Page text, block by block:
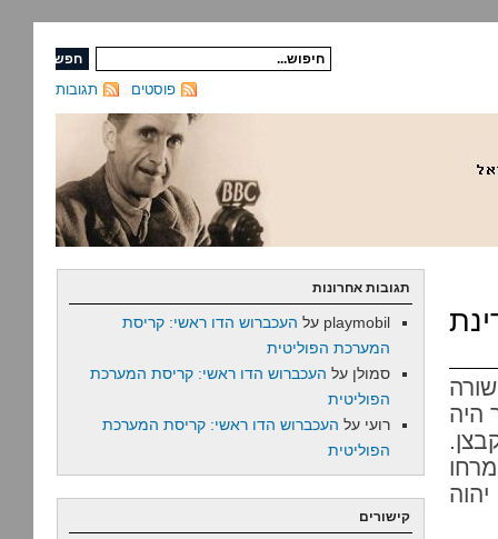
תגובות פוסטים
היה
תגובות אחרונות
playmobil על העכברוש הדו ראשי: קריסת
המערכת הפוליטית
סמולן על העכברוש הדו ראשי: קריסת המערכת
הפוליטית
רועי על העכברוש הדו ראשי: קריסת המערכת
הפוליטית
קישורים